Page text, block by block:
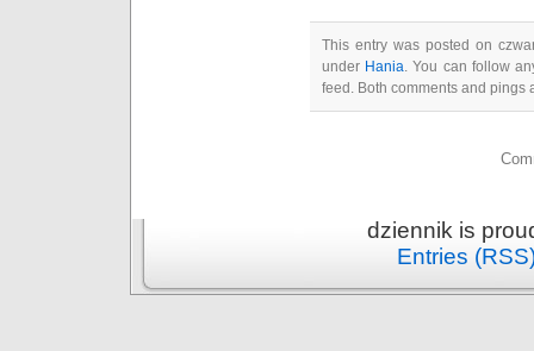
This entry was posted on
under Hania. You can follow
feed. Both comments and pings
dziennik is
Entries